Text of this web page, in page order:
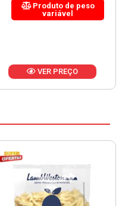
Produto de peso
variável
VER PREÇO